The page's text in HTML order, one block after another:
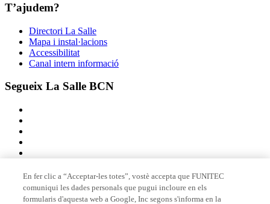
T’ajudem?
Directori La Salle
Mapa i instal·lacions
Accessibilitat
Canal intern informació
Segueix La Salle BCN
Membre de
En fer clic a “Acceptar-les totes”, vostè accepta que FUNITEC
comuniqui les dades personals que pugui incloure en els
formularis d'aquesta web a Google, Inc segons s'informa en la